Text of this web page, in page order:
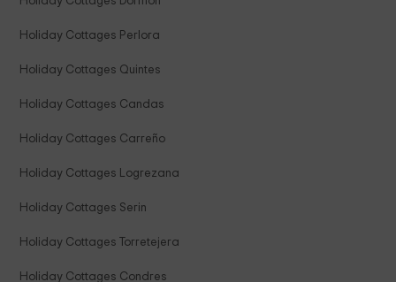
Holiday Cottages Perlora
Holiday Cottages Quintes
Holiday Cottages Candas
Holiday Cottages Carreño
Holiday Cottages Logrezana
Holiday Cottages Serin
Holiday Cottages Torretejera
Holiday Cottages Condres